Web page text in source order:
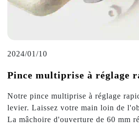
2024/01/10
Pince multiprise à réglage
Notre pince multiprise à réglage
levier. Laissez votre main loin de
La mâchoire d'ouverture de 60 mm